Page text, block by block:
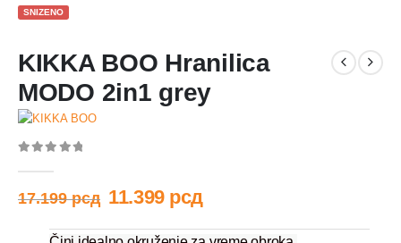
SNIZENO
KIKKA BOO Hranilica
MODO 2in1 grey
17.199рсд 11.399 рсд